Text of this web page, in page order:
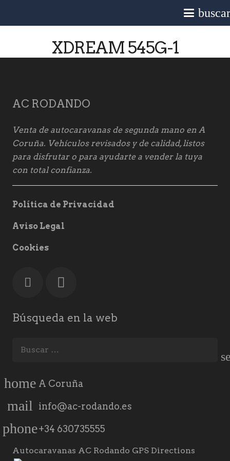
XDREAM 545G-1
AC RODANDO
Venta de autocaravanas de segunda mano en A
Coruña. Vehículos revisados y de calidad, listos
para disfrutar o para ayudarte a vender la tuya
con total confianza.
Política de Privacidad
Aviso Legal
Cookies
Búsqueda en la web
home A Coruña
mail info@ac-rodando.es
phone+34 630735555
Autocaravanas AC Rodando GPS Directions